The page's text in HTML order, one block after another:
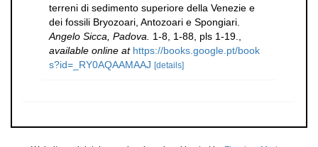
terreni di sedimento superiore della Venezie e
dei fossili Bryozoari, Antozoari e Spongiari.
Angelo Sicca, Padova.
1-8, 1-88, pls 1-19.
available online at https://books.google.pt/book
s?id=_RY0AQAAMAAJ [details]